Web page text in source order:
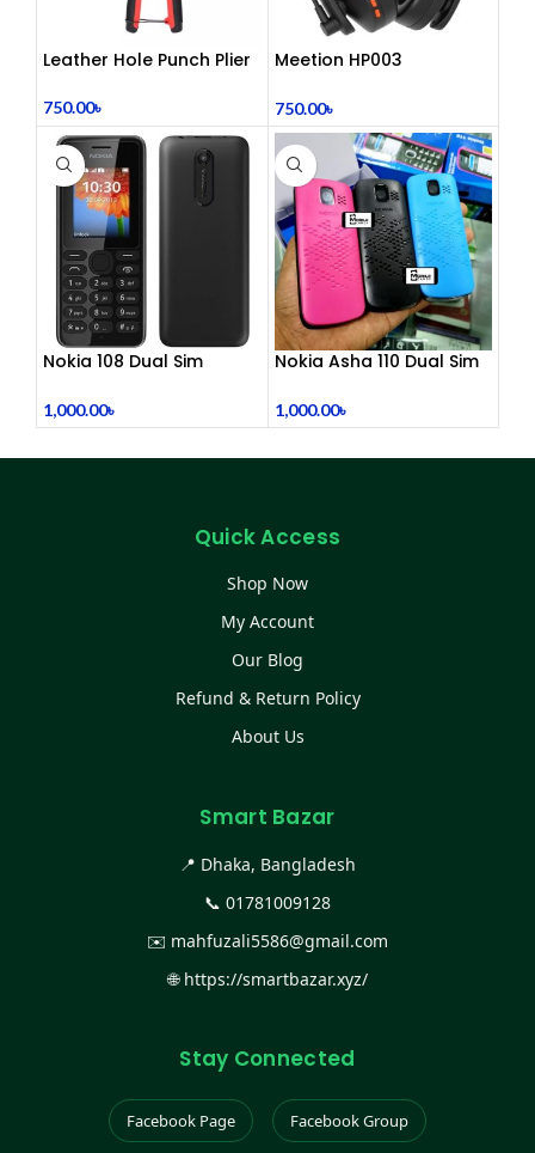
Leather Hole Punch Plier
750.00৳
Meetion HP003
Noise Cancelling Mic –
Comfortable Office Call
Center Headphones |
Dual 3.5mm Jack | Soft
Ear Cushion | Durable
Wired Headset for
Laptop & PC
750.00৳
Nokia 108 Dual Sim
1,000.00৳
Nokia Asha 110 Dual Sim
1,000.00৳
Quick Access
Shop Now
My Account
Our Blog
Refund & Return Policy
About Us
Smart Bazar
📍 Dhaka, Bangladesh
📞 01781009128
✉️ mahfuzali5586@gmail.com
🌐 https://smartbazar.xyz/
Stay Connected
Facebook Page Facebook Group